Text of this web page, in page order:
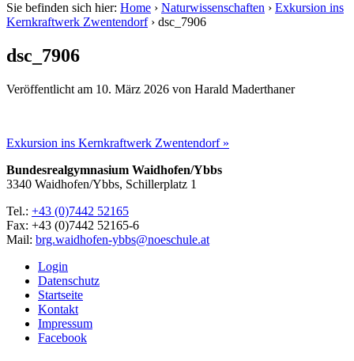
Sie befinden sich hier: Home › Naturwissenschaften › Exkursion ins
Kernkraftwerk Zwentendorf› dsc_7906
dsc_7906
Veröffentlicht am 10. März 2026 von Harald Maderthaner
Exkursion ins Kernkraftwerk Zwentendorf »
Bundesrealgymnasium Waidhofen/Ybbs
3340 Waidhofen/Ybbs, Schillerplatz 1
Tel.: +43 (0)7442 52165
Fax: +43 (0)7442 52165-6
Mail: brg.waidhofen-ybbs@noeschule.at
Login
Datenschutz
Startseite
Kontakt
Impressum
Facebook